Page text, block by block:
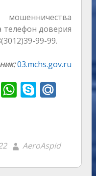
доверия
99-99.
03.mchs.gov.ru
W
A
p
S
e
M
u
AeroAspid